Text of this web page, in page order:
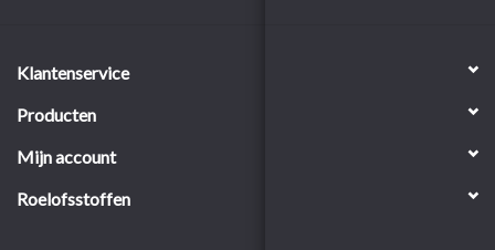
Klantenservice
Producten
Mijn account
Roelofsstoffen